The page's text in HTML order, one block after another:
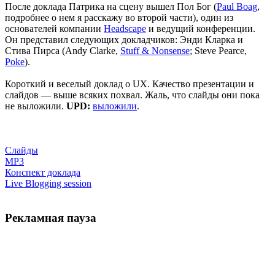
После доклада Патрика на сцену вышел Пол Бог (Paul Boag,
подробнее о нем я расскажу во второй части), один из
основателей компании Headscape и ведущий конференции.
Он представил следующих докладчиков: Энди Кларка и
Стива Пирса (Andy Clarke, Stuff & Nonsense; Steve Pearce,
Poke).
Короткий и веселый доклад о UX. Качество презентации и
слайдов — выше всяких похвал. Жаль, что слайды они пока
не выложили. UPD: выложили.
Слайды
MP3
Конспект доклада
Live Blogging session
Рекламная пауза